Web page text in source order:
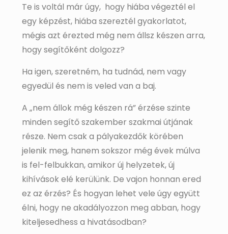
Te is voltál már úgy, hogy hiába végeztél el
egy képzést, hiába szereztél gyakorlatot,
mégis azt érezted még nem állsz készen arra,
hogy segítőként dolgozz?
Ha igen, szeretném, ha tudnád, nem vagy
egyedül és nem is veled van a baj.
A „nem állok még készen rá” érzése szinte
minden segítő szakember szakmai útjának
része. Nem csak a pályakezdők körében
jelenik meg, hanem sokszor még évek múlva
is fel-felbukkan, amikor új helyzetek, új
kihívások elé kerülünk. De vajon honnan ered
ez az érzés? És hogyan lehet vele úgy együtt
élni, hogy ne akadályozzon meg abban, hogy
kiteljesedhess a hivatásodban?